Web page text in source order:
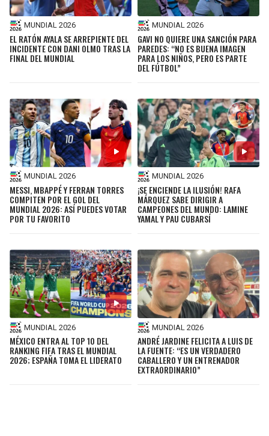
MUNDIAL 2026
EL RATÓN AYALA SE ARREPIENTE DEL
INCIDENTE CON DANI OLMO TRAS LA
FINAL DEL MUNDIAL
MUNDIAL 2026
GAVI NO QUIERE UNA SANCIÓN PARA
PAREDES: “NO ES BUENA IMAGEN
PARA LOS NIÑOS, PERO ES PARTE
DEL FÚTBOL”
MUNDIAL 2026
MESSI, MBAPPÉ Y FERRAN TORRES
COMPITEN POR EL GOL DEL
MUNDIAL 2026: ASÍ PUEDES VOTAR
POR TU FAVORITO
MUNDIAL 2026
¡SE ENCIENDE LA ILUSIÓN! RAFA
MÁRQUEZ SABE DIRIGIR A
CAMPEONES DEL MUNDO: LAMINE
YAMAL Y PAU CUBARSÍ
MUNDIAL 2026
MÉXICO ENTRA AL TOP 10 DEL
RANKING FIFA TRAS EL MUNDIAL
2026; ESPAÑA TOMA EL LIDERATO
MUNDIAL 2026
ANDRÉ JARDINE FELICITA A LUIS DE
LA FUENTE: “ES UN VERDADERO
CABALLERO Y UN ENTRENADOR
EXTRAORDINARIO”